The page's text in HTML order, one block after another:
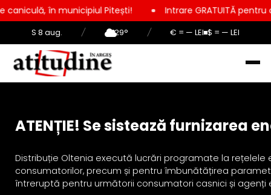
S 8 aug. / 29° / € = — LEI $ = — LEI
în municipiul Pitești! Intrare GRATUITĂ pentru copii,
ATENȚIE! Se sistează furnizarea
Distribuție Oltenia execută lucrări programate la
consumatorilor, precum și pentru îmbunătățirea
întreruptă pentru următorii consumatori casnici și agenți